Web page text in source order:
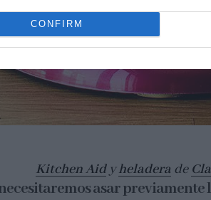
CONFIRM
Kitchen Aidyheladerade
asar previamente